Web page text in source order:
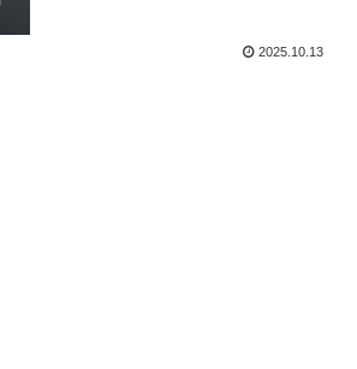
2025.10.13